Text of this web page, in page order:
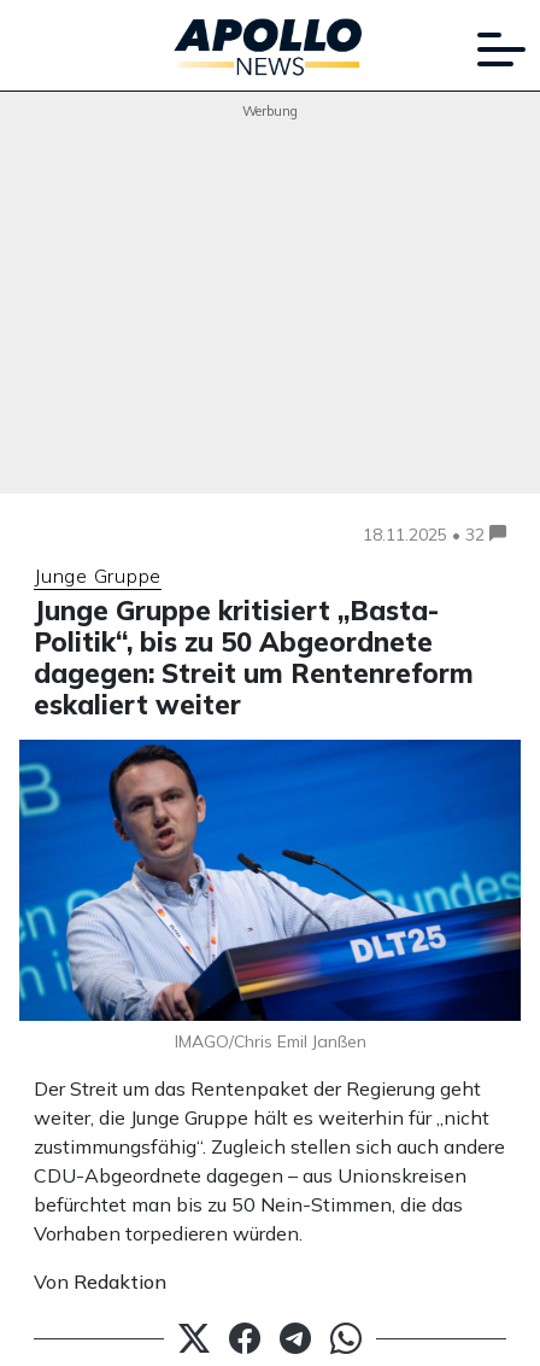
Werbung
18.11.2025 • 32
Junge Gruppe
Junge Gruppe kritisiert „Basta-
Politik“, bis zu 50 Abgeordnete
dagegen: Streit um Rentenreform
eskaliert weiter
Der Streit um das Rentenpaket der Regierung geht
weiter, die Junge Gruppe hält es weiterhin für „nicht
zustimmungsfähig“. Zugleich stellen sich auch andere
CDU-Abgeordnete dagegen – aus Unionskreisen
befürchtet man bis zu 50 Nein-Stimmen, die das
Vorhaben torpedieren würden.
Von Redaktion
IMAGO/Chris Emil Janßen